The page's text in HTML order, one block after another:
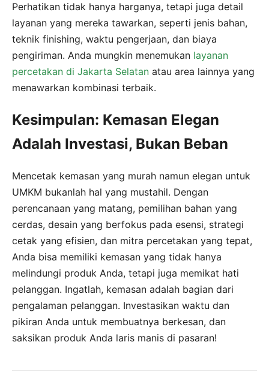
Perhatikan tidak hanya harganya, tetapi juga detail
layanan yang mereka tawarkan, seperti jenis bahan,
teknik finishing, waktu pengerjaan, dan biaya
pengiriman. Anda mungkin menemukan layanan
percetakan di Jakarta Selatan atau area lainnya yang
menawarkan kombinasi terbaik.
Kesimpulan: Kemasan Elegan
Adalah Investasi, Bukan Beban
Mencetak kemasan yang murah namun elegan untuk
UMKM bukanlah hal yang mustahil. Dengan
perencanaan yang matang, pemilihan bahan yang
cerdas, desain yang berfokus pada esensi, strategi
cetak yang efisien, dan mitra percetakan yang tepat,
Anda bisa memiliki kemasan yang tidak hanya
melindungi produk Anda, tetapi juga memikat hati
pelanggan. Ingatlah, kemasan adalah bagian dari
pengalaman pelanggan. Investasikan waktu dan
pikiran Anda untuk membuatnya berkesan, dan
saksikan produk Anda laris manis di pasaran!